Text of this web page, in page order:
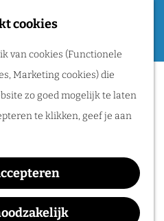
cookies
van cookies (Functionele
Marketing cookies) die
zo goed mogelijk te laten
te klikken, geef je aan
Natuurgebieden
in het Rijk van
is niet meer
actuele aanbodvoor
opties.
en
– 1591)